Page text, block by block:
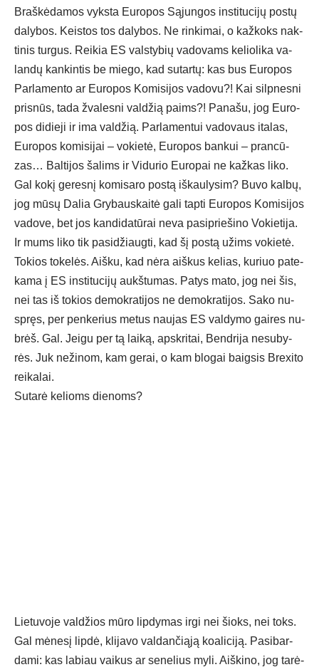
Braš­kė­da­mos vyks­ta Eu­ro­pos Są­jun­gos ins­ti­tu­ci­jų po­stų
da­ly­bos. Keis­tos tos da­ly­bos. Ne rin­ki­mai, o kaž­koks nak­
ti­nis tur­gus. Rei­kia ES vals­ty­bių va­do­vams ke­lio­li­ka va­
lan­dų kan­kin­tis be mie­go, kad su­tar­tų: kas bus Eu­ro­pos
Par­la­men­to ar Eu­ro­pos Ko­mi­si­jos va­do­vu?! Kai silp­nes­ni
pri­snūs, ta­da žva­les­ni val­džią paims?! Pa­na­šu, jog Eu­ro­
pos di­die­ji ir ima val­džią. Par­la­men­tui va­do­vaus ita­las,
Eu­ro­pos ko­mi­si­jai – vo­kie­tė, Eu­ro­pos ban­kui – pran­cū­
zas… Bal­ti­jos ša­lims ir Vi­du­rio Eu­ro­pai ne kaž­kas li­ko.
Gal ko­kį ge­res­nį ko­mi­sa­ro po­stą iš­kau­ly­sim? Bu­vo kal­bų,
jog mū­sų Da­lia Gry­baus­kai­tė ga­li tap­ti Eu­ro­pos Ko­mi­si­jos
va­do­ve, bet jos kan­di­da­tū­rai ne­va pa­si­prie­ši­no Vo­kie­ti­ja.
Ir mums li­ko tik pa­si­džiaug­ti, kad šį po­stą užims vo­kie­tė.
To­kios to­ke­lės. Aiš­ku, kad nė­ra aiš­kus ke­lias, ku­riuo pa­te­
ka­ma į ES ins­ti­tu­ci­jų aukš­tu­mas. Pa­tys ma­to, jog nei šis,
nei tas iš to­kios de­mok­ra­ti­jos ne de­mok­ra­ti­jos. Sa­ko nu­
spręs, per pen­ke­rius me­tus nau­jas ES val­dy­mo gai­res nu­
brėš. Gal. Jei­gu per tą lai­ką, ap­skri­tai, Bend­ri­ja ne­su­by­
rės. Juk ne­ži­nom, kam ge­rai, o kam blo­gai baig­sis Bre­xi­to
rei­ka­lai.
Su­ta­rė ke­lioms die­noms?
Lie­tu­vo­je val­džios mū­ro lip­dy­mas ir­gi nei šioks, nei toks.
Gal mė­ne­sį lip­dė, kli­ja­vo val­dan­čią­ją koa­li­ci­ją. Pa­si­bar­
da­mi: kas la­biau vai­kus ar se­ne­lius my­li. Aiš­ki­no, jog ta­rė­